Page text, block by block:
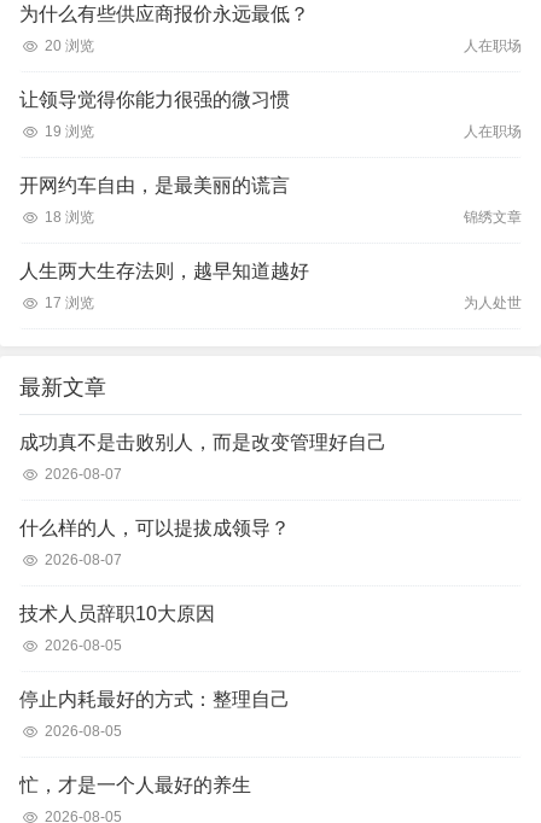
为什么有些供应商报价永远最低？
20 浏览 人在职场
让领导觉得你能力很强的微习惯
19 浏览 人在职场
开网约车自由，是最美丽的谎言
18 浏览 锦绣文章
人生两大生存法则，越早知道越好
17 浏览 为人处世
最新文章
成功真不是击败别人，而是改变管理好自己
2026-08-07
什么样的人，可以提拔成领导？
2026-08-07
技术人员辞职10大原因
2026-08-05
停止内耗最好的方式：整理自己
2026-08-05
忙，才是一个人最好的养生
2026-08-05